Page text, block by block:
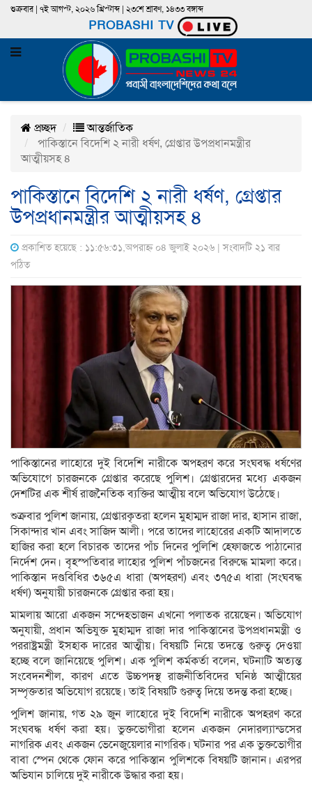
শুক্রবার | ৭ই আগস্ট, ২০২৬ খ্রিস্টাব্দ | ২৩শে শ্রাবণ, ১৪৩৩ বঙ্গাব্দ
PROBASHI TV
প্রচ্ছদ
আন্তর্জাতিক
পাকিস্তানে বিদেশি ২ নারী ধর্ষণ, গ্রেপ্তার উপপ্রধানমন্ত্রীর
আত্মীয়সহ ৪
পাকিস্তানে বিদেশি ২ নারী ধর্ষণ, গ্রেপ্তার
উপপ্রধানমন্ত্রীর আত্মীয়সহ ৪
প্রকাশিত হয়েছে : ১১:৫৬:৩১,অপরাহ্ন ০৪ জুলাই ২০২৬ | সংবাদটি ২১ বার
পঠিত
পাকিস্তানের লাহোরে দুই বিদেশি নারীকে অপহরণ করে সংঘবদ্ধ ধর্ষণের
অভিযোগে চারজনকে গ্রেপ্তার করেছে পুলিশ। গ্রেপ্তারদের মধ্যে একজন
দেশটির এক শীর্ষ রাজনৈতিক ব্যক্তির আত্মীয় বলে অভিযোগ উঠেছে।
শুক্রবার পুলিশ জানায়, গ্রেপ্তারকৃতরা হলেন মুহাম্মদ রাজা দার, হাসান রাজা,
সিকান্দার খান এবং সাজিদ আলী। পরে তাদের লাহোরের একটি আদালতে
হাজির করা হলে বিচারক তাদের পাঁচ দিনের পুলিশি হেফাজতে পাঠানোর
নির্দেশ দেন। বৃহস্পতিবার লাহোর পুলিশ পাঁচজনের বিরুদ্ধে মামলা করে।
পাকিস্তান দণ্ডবিধির ৩৬৫এ ধারা (অপহরণ) এবং ৩৭৫এ ধারা (সংঘবদ্ধ
ধর্ষণ) অনুযায়ী চারজনকে গ্রেপ্তার করা হয়।
মামলায় আরো একজন সন্দেহভাজন এখনো পলাতক রয়েছেন। অভিযোগ
অনুযায়ী, প্রধান অভিযুক্ত মুহাম্মদ রাজা দার পাকিস্তানের উপপ্রধানমন্ত্রী ও
পররাষ্ট্রমন্ত্রী ইসহাক দারের আত্মীয়। বিষয়টি নিয়ে তদন্তে গুরুত্ব দেওয়া
হচ্ছে বলে জানিয়েছে পুলিশ। এক পুলিশ কর্মকর্তা বলেন, ঘটনাটি অত্যন্ত
সংবেদনশীল, কারণ এতে উচ্চপদস্থ রাজনীতিবিদের ঘনিষ্ঠ আত্মীয়ের
সম্পৃক্ততার অভিযোগ রয়েছে। তাই বিষয়টি গুরুত্ব দিয়ে তদন্ত করা হচ্ছে।
পুলিশ জানায়, গত ২৯ জুন লাহোরে দুই বিদেশি নারীকে অপহরণ করে
সংঘবদ্ধ ধর্ষণ করা হয়। ভুক্তভোগীরা হলেন একজন নেদারল্যান্ডসের
নাগরিক এবং একজন ভেনেজুয়েলার নাগরিক। ঘটনার পর এক ভুক্তভোগীর
বাবা স্পেন থেকে ফোন করে পাকিস্তান পুলিশকে বিষয়টি জানান। এরপর
অভিযান চালিয়ে দুই নারীকে উদ্ধার করা হয়।